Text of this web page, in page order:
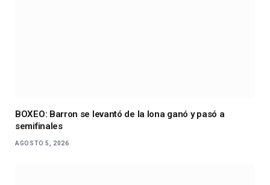
BOXEO: Barron se levantó de la lona ganó y pasó a
semifinales
AGOSTO 5, 2026